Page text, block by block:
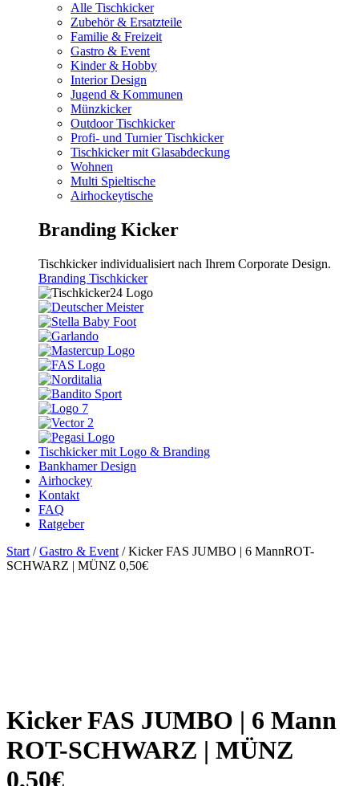
Alle Tischkicker
Zubehör & Ersatzteile
Familie & Freizeit
Gastro & Event
Kinder & Hobby
Interior Design
Jugend & Kommunen
Münzkicker
Outdoor Tischkicker
Profi- und Turnier Tischkicker
Tischkicker mit Glasabdeckung
Wohnen
Multi Spieltische
Airhockeytische
Branding Kicker
Tischkicker individualisiert nach Ihrem Corporate Design.
Branding Tischkicker
Tischkicker mit Logo & Branding
Bankhamer Design
Airhockey
Kontakt
FAQ
Ratgeber
Start /Gastro & Event / Kicker FAS JUMBO | 6 MannROT-
SCHWARZ | MÜNZ 0,50€
Kicker FAS JUMBO | 6 Mann
ROT-SCHWARZ | MÜNZ
0,50€